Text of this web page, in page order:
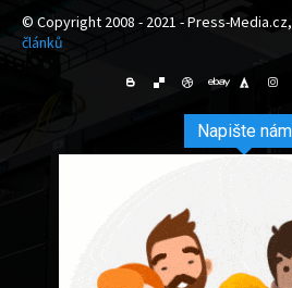
© Copyright 2008 - 2021 - Press-
článků
Napište nám